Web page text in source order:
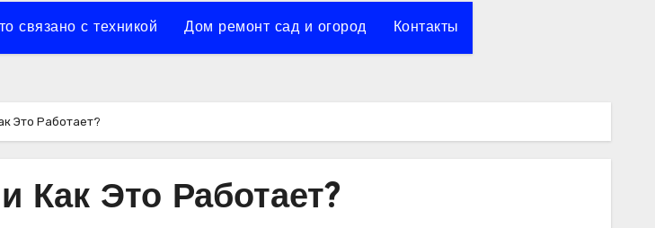
связано с техникой Дом ремонт сад и огород Контакты
Это Работает?
Как Это Работает?